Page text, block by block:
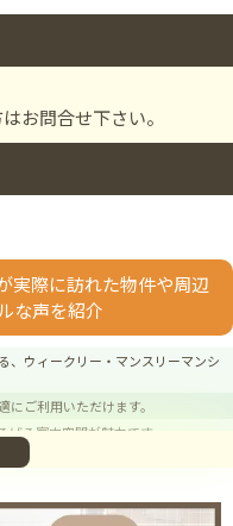
お問合せ下さい。
実際に訪れた物件や周辺
な声を紹介
、ウィークリー・マンスリーマンシ
ご利用いただけます。
る室内空間が魅力です。
にも対応しています。
車利用の方にも安心です。